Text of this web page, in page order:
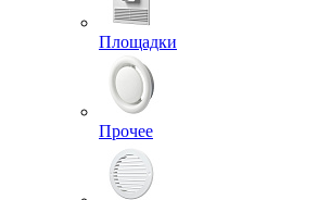
Площадки
Прочее